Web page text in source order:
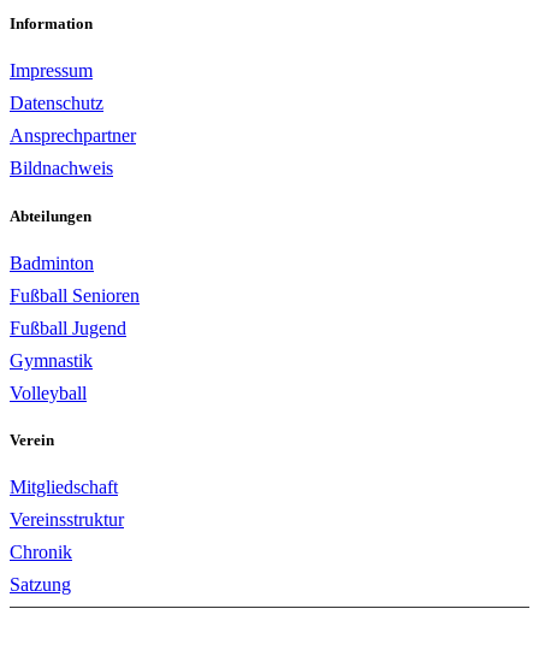
Information
Impressum
Datenschutz
Ansprechpartner
Bildnachweis
Abteilungen
Badminton
Fußball Senioren
Fußball Jugend
Gymnastik
Volleyball
Verein
Mitgliedschaft
Vereinsstruktur
Chronik
Satzung